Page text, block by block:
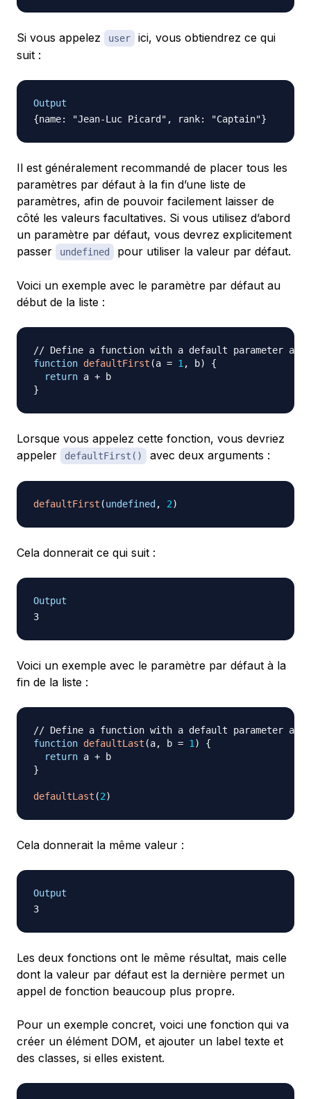
Si vous appelez user
ici, vous obtiendrez ce qui
suit :
Output
Il est généralement recommandé de placer tous les
paramètres par défaut à la fin d’une liste de
paramètres, afin de pouvoir facilement laisser de
côté les valeurs facultatives. Si vous utilisez d’abord
un paramètre par défaut, vous devrez explicitement
passer
undefined pour utiliser la valeur par défaut.
Voici un exemple avec le paramètre par défaut au
début de la liste :
// Define a function with a default parameter
function defaultFirst (a = 1, b)
{
return a +
}
Lorsque vous appelez cette fonction, vous devriez
appeler
defaultFirst() avec deux arguments :
defaultFirst (undefined , 2)
Cela donnerait ce qui suit :
Output
Voici un exemple avec le paramètre par défaut à la
fin de la liste :
// Define a function with a default parameter at
function defaultLast (a, b = 1)
{
return a +
}
defaultLast (2)
Cela donnerait la même valeur :
Output
Les deux fonctions ont le même résultat, mais celle
dont la valeur par défaut est la dernière permet un
appel de fonction beaucoup plus propre.
Pour un exemple concret, voici une fonction qui va
créer un élément DOM, et ajouter un label texte et
des classes, si elles existent.